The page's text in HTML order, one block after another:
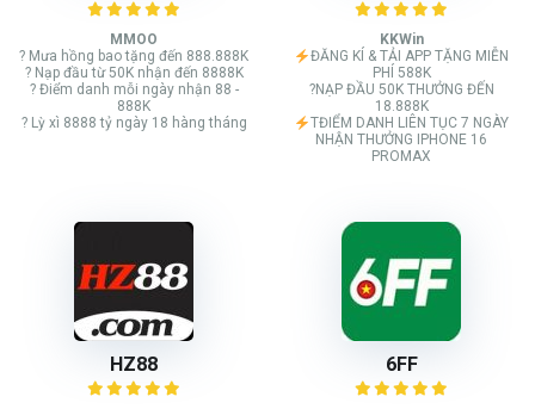
MMOO
? Mưa hồng bao tặng đến 888.888K
? Nạp đầu từ 50K nhận đến 8888K
? Điểm danh mỗi ngày nhận 88 -
888K
? Lỳ xì 8888 tỷ ngày 18 hàng tháng
KKWin
ĐĂNG KÍ & TẢI APP TẶNG MIỄN
PHÍ 588K
?NẠP ĐẦU 50K THƯỞNG ĐẾN
18.888K
TĐIỂM DANH LIÊN TỤC 7 NGÀY
NHẬN THƯỞNG IPHONE 16
PROMAX
HZ88 6FF